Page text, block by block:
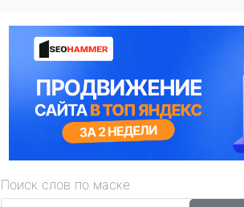
Поиск слов по маске